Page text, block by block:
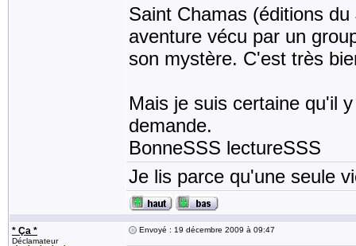
Saint Chamas (éditions
aventure vécu par un
son mystère. C'est très
Mais je suis certaine qu'il
demande.
BonneSSS lectureSSS
Je lis parce qu'une seule
* Ça *
Déclamateur
Envoyé : 19 décembre 2009 à 09:47